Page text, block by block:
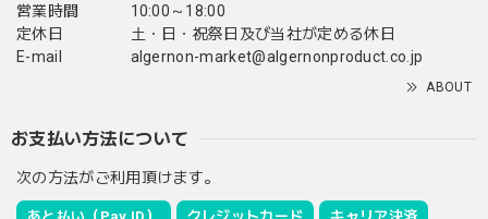
営業時間
10:00～18:00
定休日
土・日・祝祭日及び当社が定める休日
E-mail
algernon-market@algernonproduct.co.jp
ABOUT
お支払い方法について
次の方法がご利用頂けます。